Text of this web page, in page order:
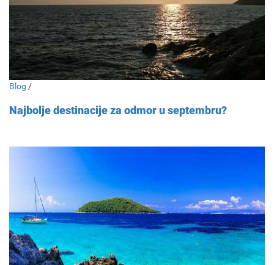
Blog /
Najbolje destinacije za odmor u septembru?